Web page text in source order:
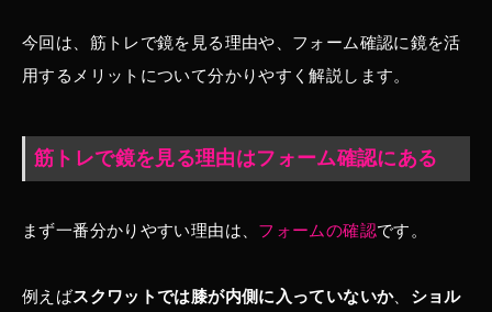
今回は、筋トレで鏡を見る理由や、フォーム確認に鏡を活
用するメリットについて分かりやすく解説します。
筋トレで鏡を見る理由はフォーム確認にある
まず一番分かりやすい理由は、 フォームの確認です。
例えばスクワットでは膝が内側に入っていないか、 ショル